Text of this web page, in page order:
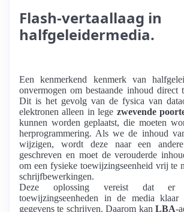
Flash-vertaallaag in
halfgeleidermedia.
Een kenmerkend kenmerk van
onvermogen om bestaande inhoud direct
Dit is het gevolg van de fysica van
elektronen alleen in lege zwevende
kunnen worden geplaatst, die moeten
herprogrammering. Als we de inhoud
wijzigen, wordt deze naar een
geschreven en moet de verouderde
om een ​​fysieke toewijzingseenheid vrij te
schrijfbewerkingen.
Deze oplossing vereist dat er
toewijzingseenheden in de media
gegevens te schrijven. Daarom kanLBA-